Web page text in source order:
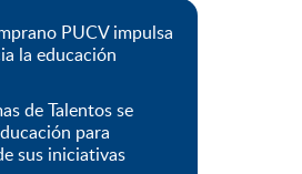
PUCV impulsa
la educación
de Talentos se
para
sus iniciativas